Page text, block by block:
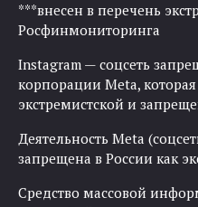
***внесен в перечень
Росфинмониторинга
Instagram — соцсеть
корпорации Meta,
экстремистской и
Деятельность Meta
запрещена в России как
Средство массовой